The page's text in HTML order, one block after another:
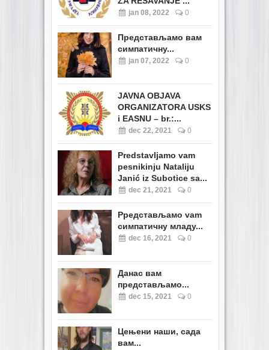
jan 08, 2022 0
Представљамо вам
симпатичну...
jan 07, 2022 0
JAVNA OBJAVA
ORGANIZATORA USKS
i EASNU – br.:...
dec 22, 2021 0
Predstavljamo vam
pesnikinju Nataliju
Janić iz Subotice sa...
dec 21, 2021 0
Pредстављамо vam
симпатичну младу...
dec 16, 2021 0
Данас вам
представљамо...
dec 15, 2021 0
Цењени наши, сада
вам...